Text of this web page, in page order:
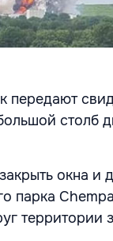
передают
столб
окна и
парка
территории